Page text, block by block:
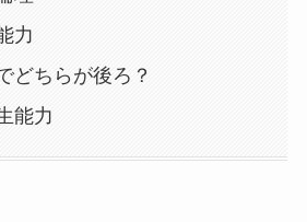
力
どちらが後ろ？
能力